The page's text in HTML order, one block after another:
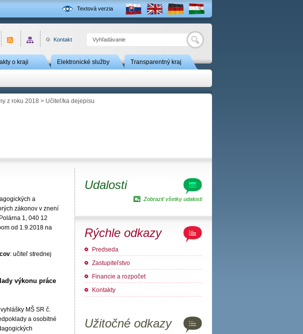
Textová verzia
Hľadať
Kontakt
o kraji Elektronické služby Transparentný kraj
z roku 2018 > Učiteľ/ka dejepisu
a
zákonov v znení
1, 040 12
od 1.9.2018 na
: učiteľ strednej
výkonu práce
MŠ SR č.
a osobitné
Udalosti
Zobraziť všetky udalosti
Rýchle odkazy
Predseda
Zastupiteľstvo
Financie a rozpočet
Kontakty
Užitočné odkazy